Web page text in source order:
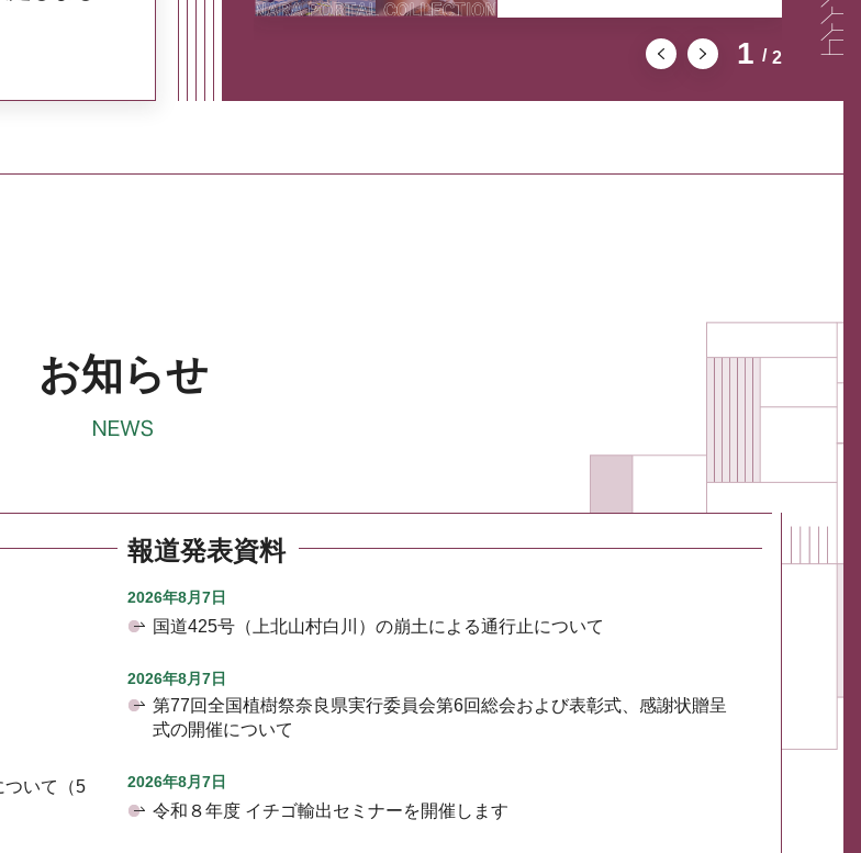
1 2
お知らせ
ついて（5
報道発表資料
2026年8月7日
国道425号（上北山村白川）の崩土による通行止について
2026年8月7日
第77回全国植樹祭奈良県実行委員会第6回総会および表彰式、感謝状贈呈
式の開催について
2026年8月7日
令和８年度 イチゴ輸出セミナーを開催します